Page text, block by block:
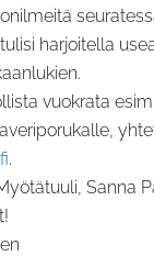
harjoitella
vuokrata
.
Sanna